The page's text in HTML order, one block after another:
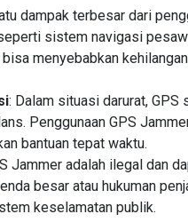
dampak terbesar dari
sistem navigasi
menyebabkan
: Dalam situasi darurat, GPS
Penggunaan GPS
bantuan tepat waktu.
Jammer adalah ilegal dan
besar atau hukuman
keselamatan publik.